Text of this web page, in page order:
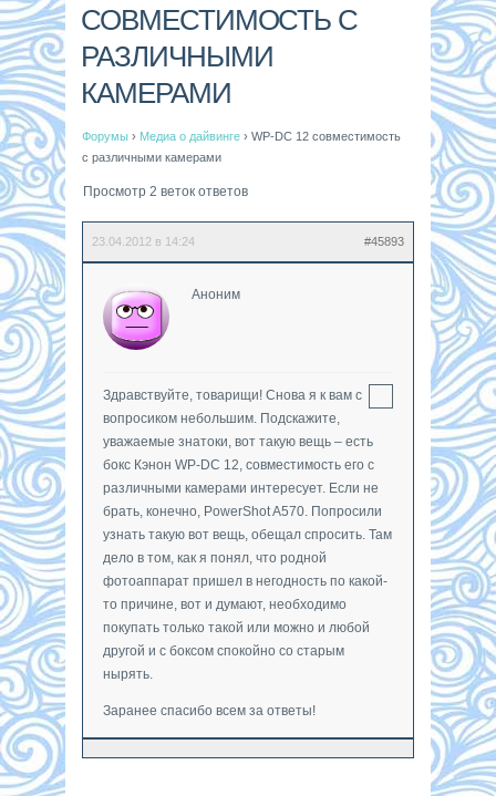
СОВМЕСТИМОСТЬ С
РАЗЛИЧНЫМИ
КАМЕРАМИ
Форумы › Медиа о дайвинге › WP-DC 12 совместимость
с различными камерами
Просмотр 2 веток ответов
23.04.2012 в 14:24 #45893
Аноним
Здравствуйте, товарищи! Снова я к вам с
вопросиком небольшим. Подскажите,
уважаемые знатоки, вот такую вещь – есть
бокс Кэнон WP-DC 12, совместимость его с
различными камерами интересует. Если не
брать, конечно, PowerShot A570. Попросили
узнать такую вот вещь, обещал спросить. Там
дело в том, как я понял, что родной
фотоаппарат пришел в негодность по какой-
то причине, вот и думают, необходимо
покупать только такой или можно и любой
другой и с боксом спокойно со старым
нырять.
Заранее спасибо всем за ответы!